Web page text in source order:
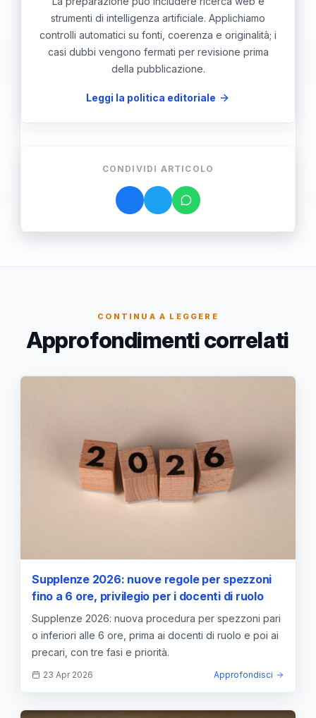
strumenti di intelligenza artificiale. Applichiamo
controlli automatici su fonti, coerenza e originalità; i
casi dubbi vengono fermati per revisione prima
della pubblicazione.
Leggi la politica editoriale
CONDIVIDI ARTICOLO
CONTINUA A LEGGERE
Approfondimenti correlati
Supplenze 2026: nuove regole per spezzoni
fino a 6 ore, privilegio per i docenti di ruolo
Supplenze 2026: nuova procedura per spezzoni pari
o inferiori alle 6 ore, prima ai docenti di ruolo e poi ai
precari, con tre fasi e priorità.
23 Apr 2026 Approfondisci